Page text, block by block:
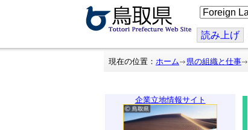
こ
の
ジ
を
翻
読み上げ
現在の位置： ホーム 県の組織と仕事
企業立地情報サイト